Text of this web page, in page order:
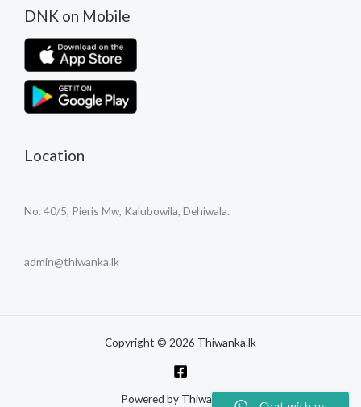
DNK on Mobile
Location
No. 40/5, Pieris Mw, Kalubowila, Dehiwala.
admin@thiwanka.lk
Copyright © 2026 Thiwanka.lk
Powered by Thiwanka.lk